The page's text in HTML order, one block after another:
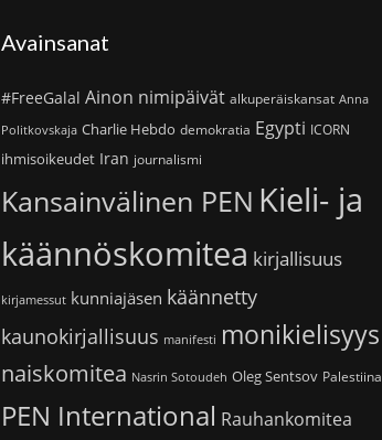
Avainsanat
#FreeGalal Ainon nimipäivät alkuperäiskansat Anna
Politkovskaja Charlie Hebdo demokratia Egypti ICORN
ihmisoikeudet Iran journalismi
Kansainvälinen PEN Kieli- ja
käännöskomitea kirjallisuus
kirjamessut kunniajäsen käännetty
kaunokirjallisuus manifesti monikielisyys
naiskomitea Nasrin Sotoudeh Oleg Sentsov Palestiina
PEN International Rauhankomitea